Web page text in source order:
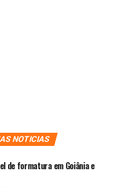
NOTICIAS
de formatura em Goiânia e